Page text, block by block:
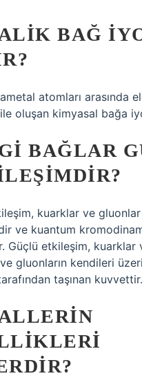
BAĞ
atomları arasında
oluşan kimyasal bağa
BAĞLAR
kuarklar ve gluonlar
ve kuantum
Güçlü etkileşim,
gluonların kendileri
taşınan kuvvettir.